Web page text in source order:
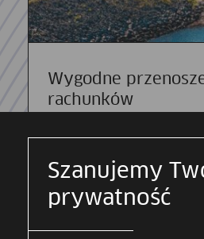
Wygodne
rachunków
Aby przenieść rachunek
innego banku,
i upoważnienie
Szanujemy
prywatność